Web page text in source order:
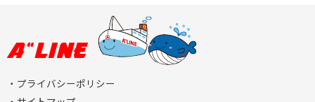
プライバシーポリシー